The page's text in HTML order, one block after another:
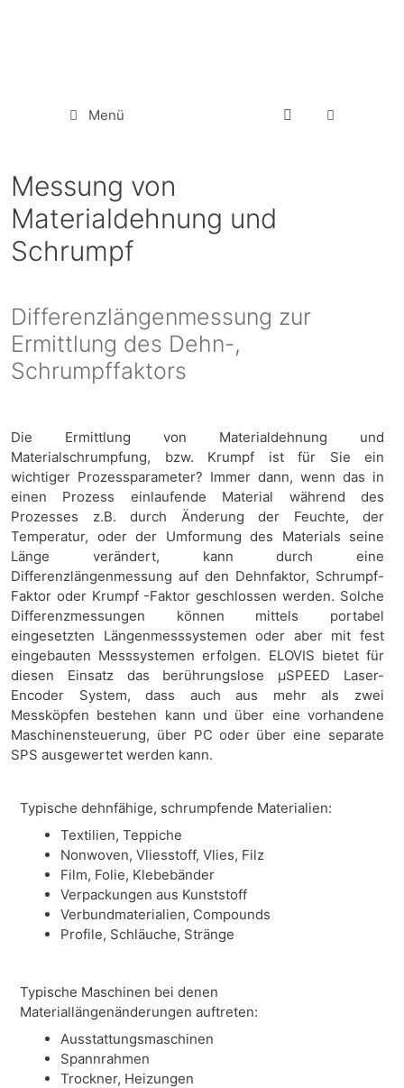
Menü
Messung von
Materialdehnung und
Schrumpf
Differenzlängenmessung zur
Ermittlung des Dehn-,
Schrumpffaktors
Die Ermittlung von Materialdehnung und
Materialschrumpfung, bzw. Krumpf ist für Sie ein
wichtiger Prozessparameter? Immer dann, wenn das in
einen Prozess einlaufende Material während des
Prozesses z.B. durch Änderung der Feuchte, der
Temperatur, oder der Umformung des Materials seine
Länge verändert, kann durch eine
Differenzlängenmessung auf den Dehnfaktor, Schrumpf-
Faktor oder Krumpf -Faktor geschlossen werden. Solche
Differenzmessungen können mittels portabel
eingesetzten Längenmesssystemen oder aber mit fest
eingebauten Messsystemen erfolgen. ELOVIS bietet für
diesen Einsatz das berührungslose µSPEED Laser-
Encoder System, dass auch aus mehr als zwei
Messköpfen bestehen kann und über eine vorhandene
Maschinensteuerung, über PC oder über eine separate
SPS ausgewertet werden kann.
Typische dehnfähige, schrumpfende Materialien:
Textilien, Teppiche
Nonwoven, Vliesstoff, Vlies, Filz
Film, Folie, Klebebänder
Verpackungen aus Kunststoff
Verbundmaterialien, Compounds
Profile, Schläuche, Stränge
Typische Maschinen bei denen
Materiallängenänderungen auftreten:
Ausstattungsmaschinen
Spannrahmen
Trockner, Heizungen